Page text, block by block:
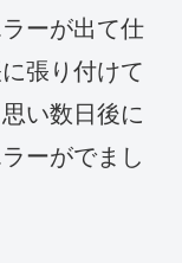
ーが出て仕
張り付けて
い数日後に
ーがでまし